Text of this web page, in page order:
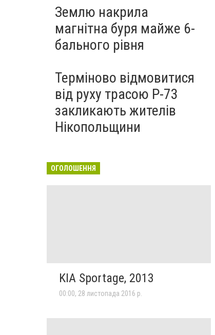
Землю накрила
магнітна буря майже 6-
бального рівня
Терміново відмовитися
від руху трасою Р-73
закликають жителів
Нікопольщини
ОГОЛОШЕННЯ
KIA Sportage, 2013
00:00, 28 листопада 2016 р.